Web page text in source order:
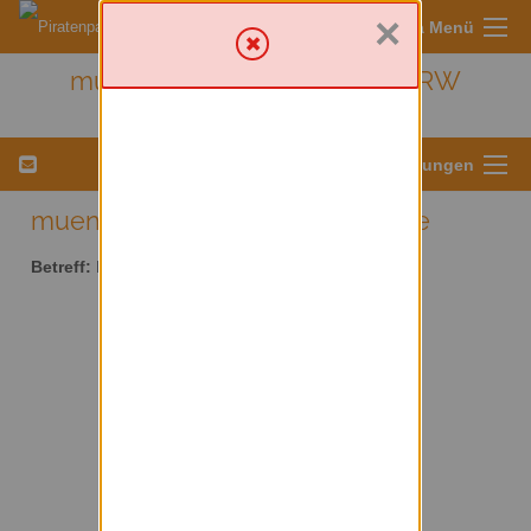
Sympa Menü
muenster - Kreis Münster/ NRW
Menü für Listeneinstellungen
muenster AT lists.piratenpartei.de
Betreff:
×